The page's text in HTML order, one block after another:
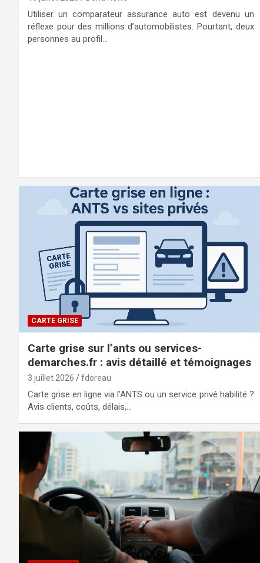
Utiliser un comparateur assurance auto est devenu un
réflexe pour des millions d’automobilistes. Pourtant, deux
personnes au profil…
CARTE GRISE
Carte grise sur l’ants ou services-
demarches.fr : avis détaillé et témoignages
3 juillet 2026 fdoreau
Carte grise en ligne via l’ANTS ou un service privé habilité ?
Avis clients, coûts, délais,…